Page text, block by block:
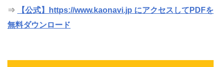
⇒
【公式】https://www.kaonavi.jp にアクセスしてPDFを
無料ダウンロード